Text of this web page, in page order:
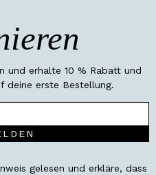
und erhalte 10 % Rabatt und
deine erste Bestellung.
gelesen und erkläre, dass